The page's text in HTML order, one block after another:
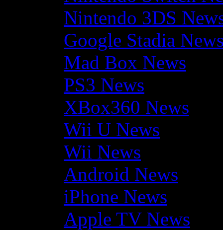
Nintendo 3DS
Google Stadia
Mad Box News
PS3 News
XBox360 News
Wii U News
Wii News
Android News
iPhone News
Apple TV News